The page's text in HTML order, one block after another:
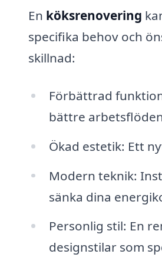
En köksrenovering
specifika behov och
skillnad:
Förbättrad
bättre
Ökad estetik: Ett
Modern teknik:
sänka dina
Personlig stil: En
designstilar som